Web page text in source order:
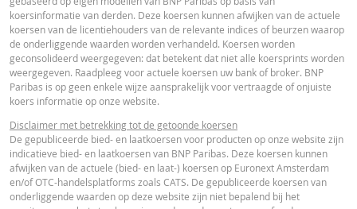
AANTAL PRODUCTEN
PERIODE
ACTUELE BEREKENDE
Nederlands (Nederland) PDF
FINAL TERMS
Nederlands (Nederland)
DEFINITIEVE VOORWAARDEN SAMENVATTING
UNDERLYING PRICE PRICE PROJECTION
koersinformatie van derden. Deze koersen kunnen afwijken van de actuele
koersen van de licentiehouders van de relevante indices of beurzen waarop
de onderliggende waarden worden verhandeld. Koersen worden
geconsolideerd weergegeven: dat betekent dat niet alle koersprints worden
weergegeven. Raadpleeg voor actuele koersen uw bank of broker. BNP
Paribas is op geen enkele wijze aansprakelijk voor vertraagde of onjuiste
koers informatie op onze website.
Disclaimer met betrekking tot de getoonde koersen
De gepubliceerde bied- en laatkoersen voor producten op onze website zijn
indicatieve bied- en laatkoersen van BNP Paribas. Deze koersen kunnen
afwijken van de actuele (bied- en laat-) koersen op Euronext Amsterdam
en/of OTC-handelsplatforms zoals CATS. De gepubliceerde koersen van
onderliggende waarden op deze website zijn niet bepalend bij het